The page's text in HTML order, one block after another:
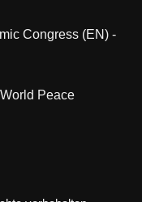
Congress (EN)-
World Peace